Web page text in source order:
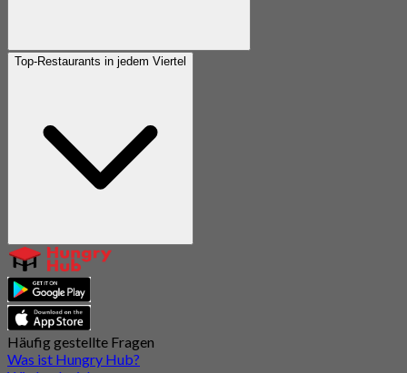
Top-Restaurants in jedem Viertel
Häufig gestellte Fragen
Was ist Hungry Hub?